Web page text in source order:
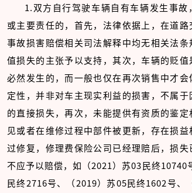
1.双方自行驾驶车辆自有车辆发生事故
或主要责任的，首先，法律依据上，在道
事故损害赔偿相关司法解释中均无相关法
值损失的主张予以支持，其次，车辆的贬
必然发生的，而一般也仅在再次销售中才
定性，并非对车主现实利益的损害，不属
的直接损失，再次，未能提供有资质的鉴
见或者在维修过程中部件被更新，存在损
过修复，修理费保险公司已经理赔后，损失
不应予以赔偿，如（2021）苏03民终10740
民终2716号、（2019）苏05民终1602号、